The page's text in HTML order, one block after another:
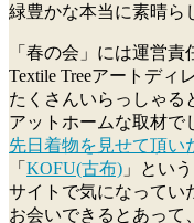
緑豊かな本当に素晴ら
「春の会」には運営
Textile Treeアートディ
たくさんいらっしゃる
アットホームな取材で
先日着物を見せて頂い
「 KOFU(古布) 」とい
サイトで気になってい
お会いできるとあって